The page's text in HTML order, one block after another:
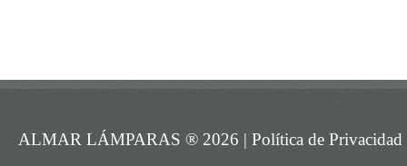
ALMAR LÁMPARAS ® 2026 | Política de Privacidad